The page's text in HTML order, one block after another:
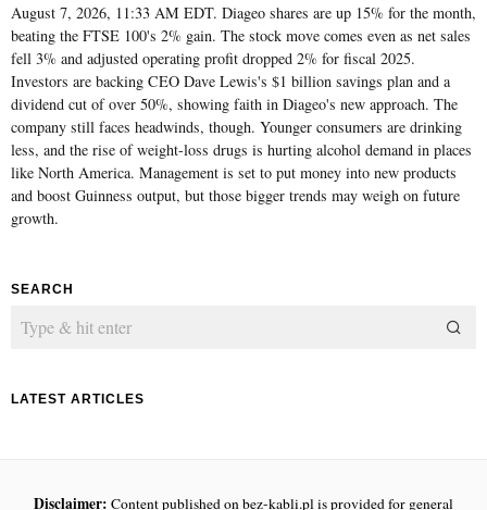
August 7, 2026, 11:33 AM EDT. Diageo shares are up 15% for the month,
beating the FTSE 100's 2% gain. The stock move comes even as net sales
fell 3% and adjusted operating profit dropped 2% for fiscal 2025.
Investors are backing CEO Dave Lewis's $1 billion savings plan and a
dividend cut of over 50%, showing faith in Diageo's new approach. The
company still faces headwinds, though. Younger consumers are drinking
less, and the rise of weight-loss drugs is hurting alcohol demand in places
like North America. Management is set to put money into new products
and boost Guinness output, but those bigger trends may weigh on future
growth.
SEARCH
LATEST ARTICLES
Disclaimer: Content published on bez-kabli.pl is provided for general